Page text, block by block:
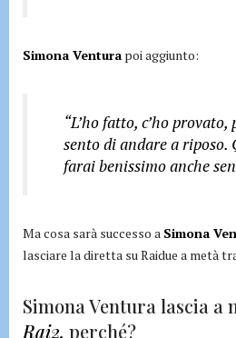
Simona Ventura poi aggiunto:
“L’ho fatto, c’ho
sento di andare a riposo.
farai benissimo anche
Ma cosa sarà successo a Simona
lasciare la diretta su Raidue a metà
Simona Ventura lascia a
Rai2, perché?